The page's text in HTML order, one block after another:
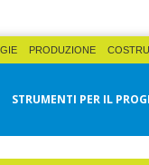
PRODUZIONE
STRUMENTI PER IL